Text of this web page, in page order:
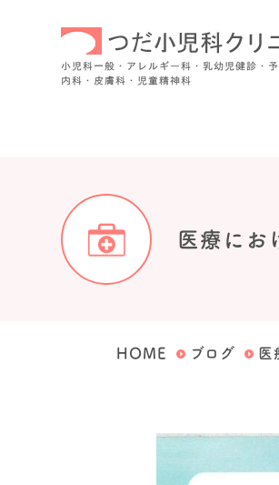
医療にお
HOME ブログ 医